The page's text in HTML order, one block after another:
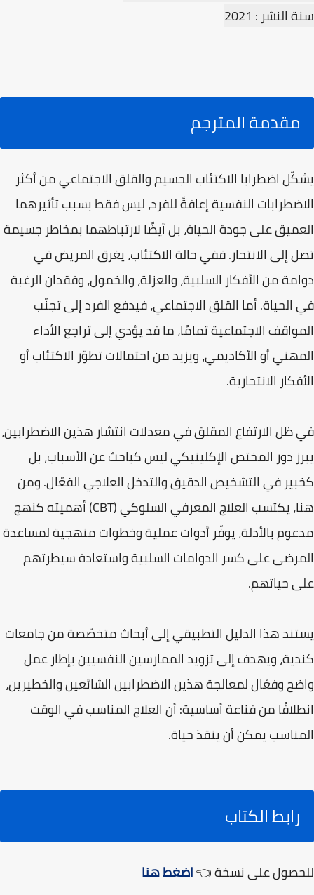
سنة النشر : 2021
مقدمة المترجم
يشكّل اضطرابا الاكتئاب الجسيم والقلق الاجتماعي من أكثر
الاضطرابات النفسية إعاقةً للفرد، ليس فقط بسبب تأثيرهما
العميق على جودة الحياة، بل أيضًا لارتباطهما بمخاطر جسيمة
تصل إلى الانتحار. ففي حالة الاكتئاب، يغرق المريض في
دوامة من الأفكار السلبية، والعزلة، والخمول، وفقدان الرغبة
في الحياة. أما القلق الاجتماعي، فيدفع الفرد إلى تجنّب
المواقف الاجتماعية تمامًا، ما قد يؤدي إلى تراجع الأداء
المهني أو الأكاديمي، ويزيد من احتمالات تطوّر الاكتئاب أو
الأفكار الانتحارية.
في ظل الارتفاع المقلق في معدلات انتشار هذين الاضطرابين،
يبرز دور المختص الإكلينيكي ليس كباحث عن الأسباب، بل
كخبير في التشخيص الدقيق والتدخل العلاجي الفعّال. ومن
هنا، يكتسب العلاج المعرفي السلوكي (CBT) أهميته كنهج
مدعوم بالأدلة، يوفّر أدوات عملية وخطوات منهجية لمساعدة
المرضى على كسر الدوامات السلبية واستعادة سيطرتهم
على حياتهم.
يستند هذا الدليل التطبيقي إلى أبحاث متخصّصة من جامعات
كندية، ويهدف إلى تزويد الممارسين النفسيين بإطار عمل
واضح وفعّال لمعالجة هذين الاضطرابين الشائعين والخطيرين،
انطلاقًا من قناعة أساسية: أن العلاج المناسب في الوقت
المناسب يمكن أن ينقذ حياة.
رابط الكتاب
للحصول على نسخة 👈اضغط هنا